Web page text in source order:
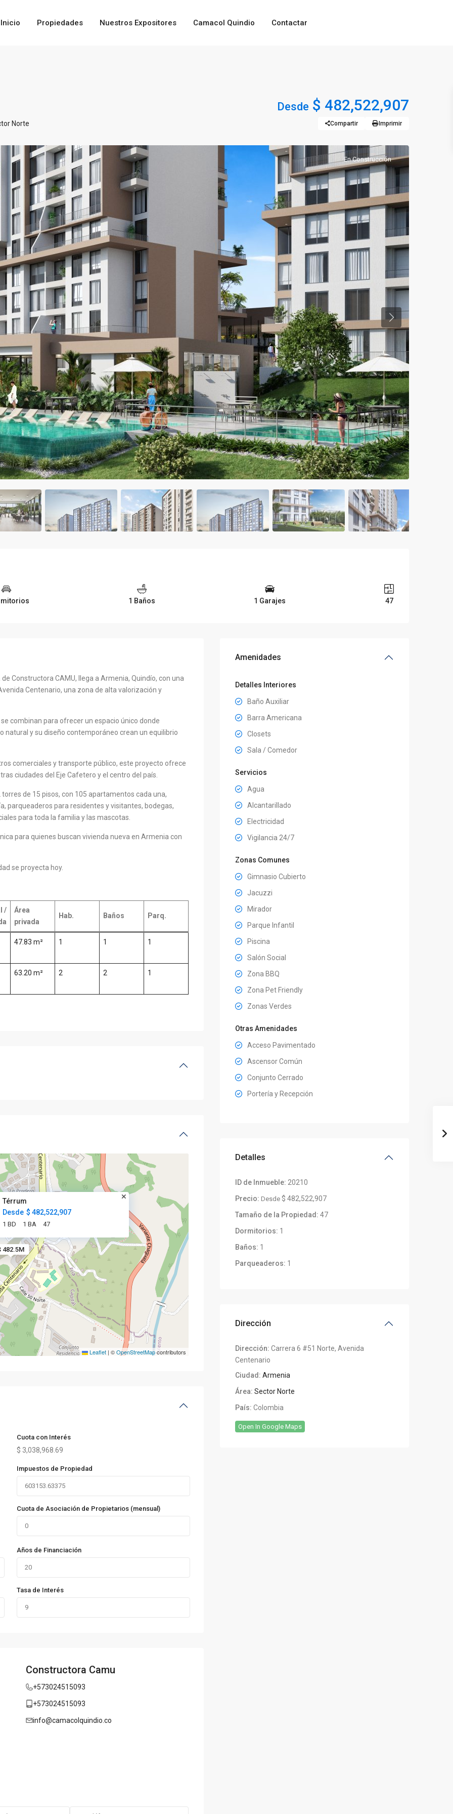
Inicio Propiedades Nuestros Expositores Camacol Quindio Contactar
Desde $ 482,522,907
Norte Compartir Imprimir
En Construcción
Previous
1 Baños 1 Garajes 47
Constructora CAMU, llega a Armenia, Quindío, con una
Centenario, una zona de alta valorización y
combinan para ofrecer un espacio único donde
y su diseño contemporáneo crean un equilibrio
comerciales y transporte público, este proyecto ofrece
ciudades del Eje Cafetero y el centro del país.
de 15 pisos, con 105 apartamentos cada una,
parqueaderos para residentes y visitantes, bodegas,
para toda la familia y las mascotas.
para quienes buscan vivienda nueva en Armenia con
se proyecta hoy.
/
Área
privada
Hab. Baños Parq.
47.83 m² 1 1 1
63.20 m² 2 2 1
482.5M
Térrum
Desde $ 482,522,907
1 BD 1 BA 47
Leaflet | ©OpenStreetMapcontributors
Cuota con Interés
$ 3,038,968.69
Impuestos de Propiedad
Cuota de Asociación de Propietarios (mensual)
Años de Financiación
Tasa de Interés
Constructora Camu
+573024515093
+573024515093
info@camacolquindio.co
Amenidades
Detalles Interiores
Baño Auxiliar
Barra Americana
Closets
Sala / Comedor
Servicios
Agua
Alcantarillado
Electricidad
Vigilancia 24/7
Zonas Comunes
Gimnasio Cubierto
Jacuzzi
Mirador
Parque Infantil
Piscina
Salón Social
Zona BBQ
Zona Pet Friendly
Zonas Verdes
Otras Amenidades
Acceso Pavimentado
Ascensor Común
Conjunto Cerrado
Portería y Recepción
Detalles
ID de Inmueble: 20210
Precio: Desde $ 482,522,907
Tamaño de la Propiedad: 47
Dormitorios: 1
Baños: 1
Parqueaderos: 1
Dirección
Dirección: Carrera 6 #51 Norte, Avenida
Centenario
Ciudad: Armenia
Área: Sector Norte
País: Colombia
Open In Google Maps